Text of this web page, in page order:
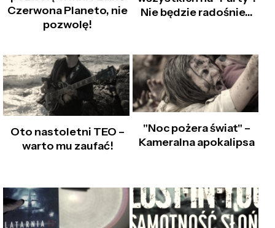
Czerwona Planeto, nie
pozwolę!
Nie będzie radośnie...
Oto nastoletni TEO –
warto mu zaufać!
"Noc pożera świat" –
Kameralna apokalipsa